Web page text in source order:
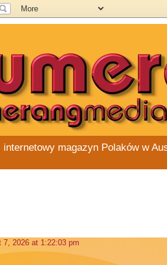
internetowy magazyn Polaków w